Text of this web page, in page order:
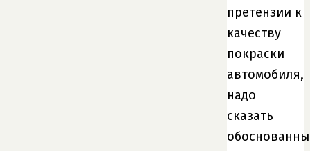
претензии к
качеству
покраски
автомобиля,
надо
сказать